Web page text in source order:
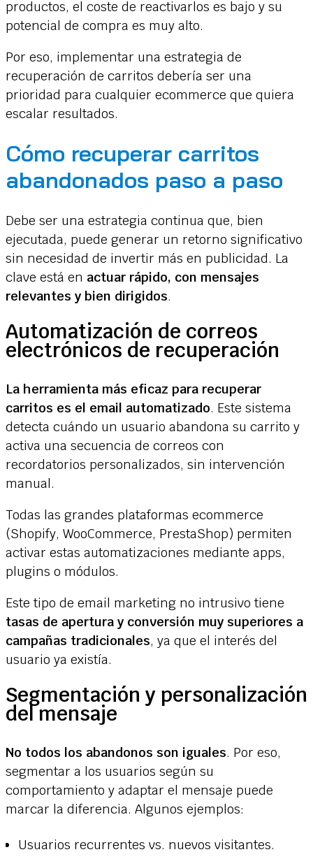
productos, el coste de reactivarlos es bajo y su
potencial de compra es muy alto.
Por eso, implementar una estrategia de
recuperación de carritos debería ser una
prioridad para cualquier ecommerce que quiera
escalar resultados.
Cómo recuperar carritos
abandonados paso a paso
Debe ser una estrategia continua que, bien
ejecutada, puede generar un retorno significativo
sin necesidad de invertir más en publicidad. La
clave está en actuar rápido, con mensajes
relevantes y bien dirigidos.
Automatización de correos
electrónicos de recuperación
La herramienta más eficaz para recuperar
carritos es el email automatizado. Este sistema
detecta cuándo un usuario abandona su carrito y
activa una secuencia de correos con
recordatorios personalizados, sin intervención
manual.
Todas las grandes plataformas ecommerce
(Shopify, WooCommerce, PrestaShop) permiten
activar estas automatizaciones mediante apps,
plugins o módulos.
Este tipo de email marketing no intrusivo tiene
tasas de apertura y conversión muy superiores a
campañas tradicionales, ya que el interés del
usuario ya existía.
Segmentación y personalización
del mensaje
No todos los abandonos son iguales. Por eso,
segmentar a los usuarios según su
comportamiento y adaptar el mensaje puede
marcar la diferencia. Algunos ejemplos:
Usuarios recurrentes vs. nuevos visitantes.